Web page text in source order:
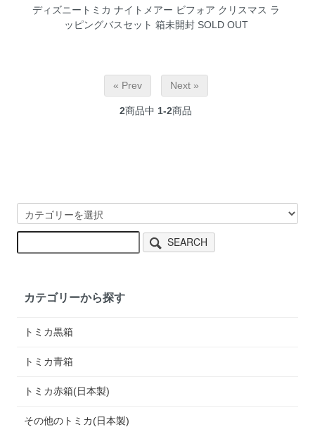
ディズニートミカ ナイトメアー ビフォア クリスマス ラ
ッピングバスセット 箱未開封SOLD OUT
« Prev Next »
2商品中 1-2商品
SEARCH
カテゴリーから探す
トミカ黒箱
トミカ青箱
トミカ赤箱(日本製)
その他のトミカ(日本製)